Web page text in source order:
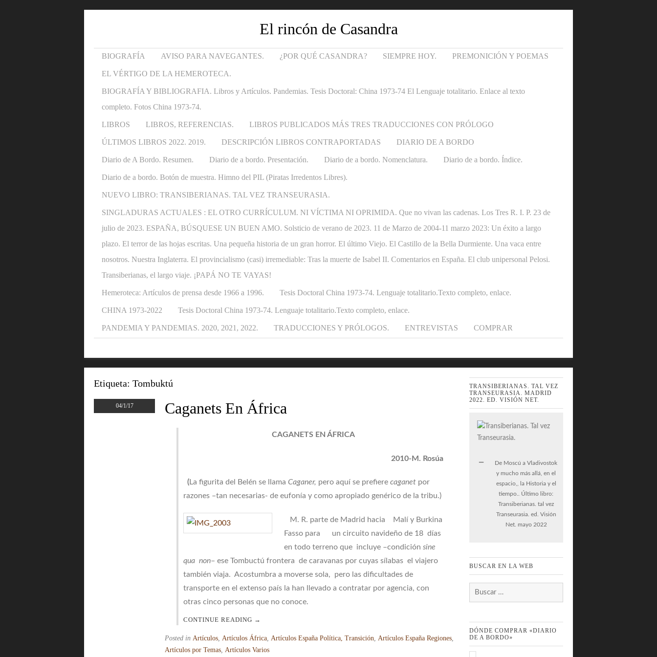
El rincón de Casandra
BIOGRAFÍA AVISO PARA NAVEGANTES. ¿POR QUÉ CASANDRA? SIEMPRE HOY. PREMONICIÓN Y POEMAS
EL VÉRTIGO DE LA HEMEROTECA.
BIOGRAFÍA Y BIBLIOGRAFIA. Libros y Artículos. Pandemias. Tesis Doctoral: China 1973-74 El Lenguaje totalitario. Enlace al texto
completo. Fotos China 1973-74.
LIBROS LIBROS, REFERENCIAS. LIBROS PUBLICADOS MÁS TRES TRADUCCIONES CON PRÓLOGO
ÚLTIMOS LIBROS 2022. 2019. DESCRIPCIÓN LIBROS CONTRAPORTADAS DIARIO DE A BORDO
Diario de A Bordo. Resumen. Diario de a bordo. Presentación. Diario de a bordo. Nomenclatura. Diario de a bordo. Índice.
Diario de a bordo. Botón de muestra. Himno del PIL (Piratas Irredentos Libres).
NUEVO LIBRO: TRANSIBERIANAS. TAL VEZ TRANSEURASIA.
SINGLADURAS ACTUALES : EL OTRO CURRÍCULUM. NI VÍCTIMA NI OPRIMIDA. Que no vivan las cadenas. Los Tres R. I. P. 23 de
julio de 2023. ESPAÑA, BÚSQUESE UN BUEN AMO. Solsticio de verano de 2023. 11 de Marzo de 2004-11 marzo 2023: Un éxito a largo
plazo. El terror de las hojas escritas. Una pequeña historia de un gran horror. El último Viejo. El Castillo de la Bella Durmiente. Una vaca entre
nosotros. Nuestra Inglaterra. El provincialismo (casi) irremediable: Tras la muerte de Isabel II. Comentarios en España. El club unipersonal Pelosi.
Transiberianas, el largo viaje. ¡PAPÁ NO TE VAYAS!
Hemeroteca: Artículos de prensa desde 1966 a 1996. Tesis Doctoral China 1973-74. Lenguaje totalitario.Texto completo, enlace.
CHINA 1973-2022 Tesis Doctoral China 1973-74. Lenguaje totalitario.Texto completo, enlace.
PANDEMIA Y PANDEMIAS. 2020, 2021, 2022. TRADUCCIONES Y PRÓLOGOS. ENTREVISTAS COMPRAR
Etiqueta: Tombuktú
04/1/17 Caganets En África
CAGANETS EN ÁFRICA
2010-M. Rosúa
(La figurita del Belén se llama Caganer, pero aquí se prefiere caganet por
razones –tan necesarias- de eufonía y como apropiado genérico de la tribu.)
M. R. parte de Madrid hacia Malí y Burkina
Fasso para un circuito navideño de 18 días
en todo terreno que incluye –condición sine
qua non– ese Tombuctú frontera de caravanas por cuyas sílabas el viajero
también viaja. Acostumbra a moverse sola, pero las dificultades de
transporte en el extenso país la han llevado a contratar por agencia, con
otras cinco personas que no conoce.
CONTINUE READING →
Posted in Artículos, Artículos África, Artículos España Política, Transición, Artículos España Regiones,
Artículos por Temas, Artículos Varios
TRANSIBERIANAS. TAL VEZ
TRANSEURASIA. MADRID
2022. ED. VISIÓN NET.
De Moscú a Vladivostok
y mucho más allá, en el
espacio,, la Historia y el
tiempo.. Último libro:
Transiberianas. tal vez
Transeurasia. ed. Visión
Net. mayo 2022
BUSCAR EN LA WEB
Buscar:
DÓNDE COMPRAR «DIARIO
DE A BORDO»